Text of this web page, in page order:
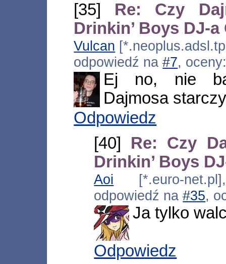
[35] Re: Czy
Drinkin’ Boys DJ-a
Vulcan
odpowiedź na#7,
Ej no, nie
Dajmosa
Odpowiedz
[40] Re: Czy
Drinkin’ Boys
Aoi [*.euro-
odpowiedź na#35,
Ja tylko
Odpowiedz